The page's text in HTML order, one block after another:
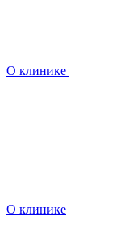
О клинике
О клинике